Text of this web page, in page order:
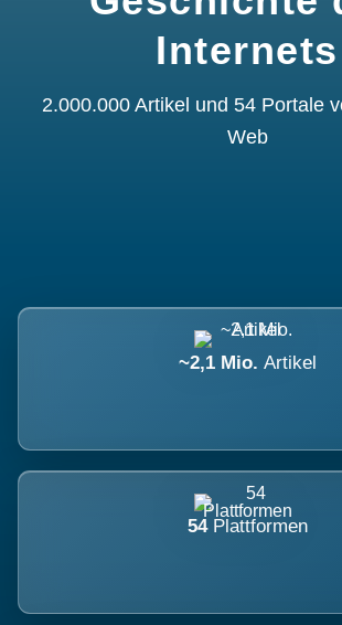
Internets
2.000.000 Artikel und 54 Portale
Web
~2,1 Mio. Artikel
54 Plattformen